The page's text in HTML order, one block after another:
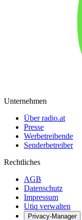
Unternehmen
Über radio.at
Presse
Werbetreibende
Senderbetreiber
Rechtliches
AGB
Datenschutz
Impressum
Utiq verwalten
Privacy-Manager